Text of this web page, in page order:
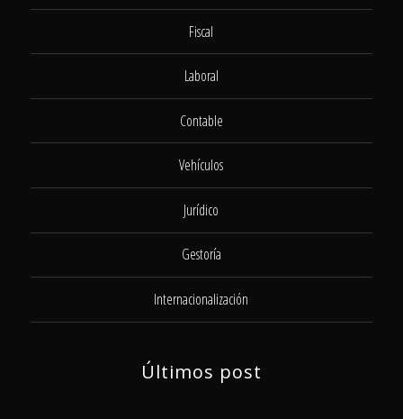
Fiscal
Laboral
Contable
Vehículos
Jurídico
Gestoría
Internacionalización
Últimos post